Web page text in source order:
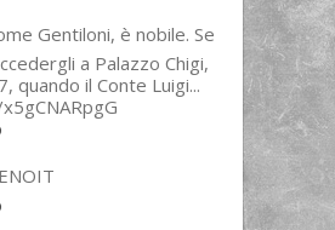
Gentiloni, è nobile. Se
a Palazzo Chigi,
quando il Conte Luigi...